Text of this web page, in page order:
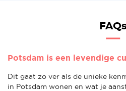
FAQs
Potsdam is een levendige
Dit gaat zo ver als de unieke
in Potsdam wonen en wat je